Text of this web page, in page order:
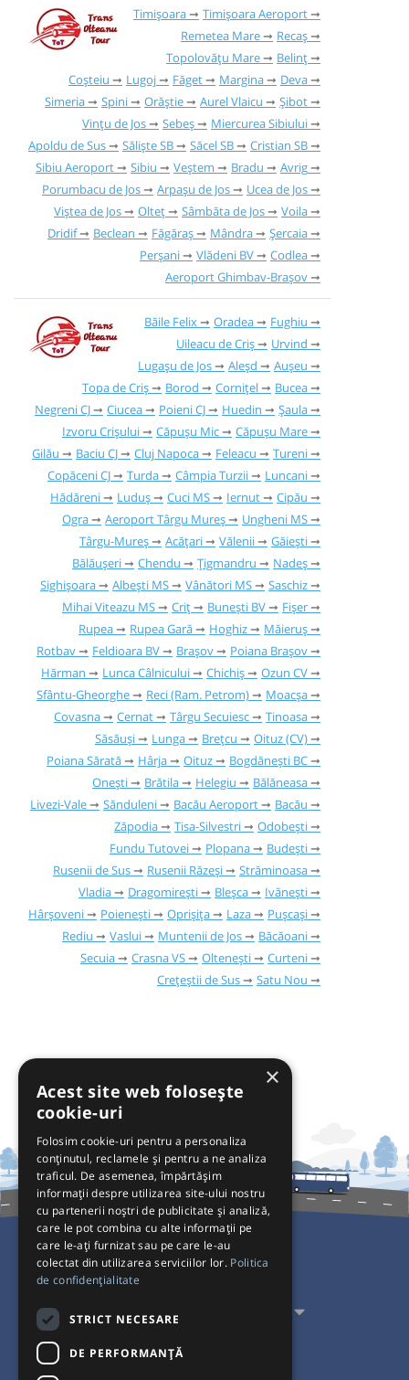
Timișoara
Timișoara Aeroport
Remetea Mare
Recaș
Topolovățu Mare
Belinț
Coșteiu
Lugoj Făget Margina
Deva
Simeria
Spini Orăștie Aurel Vlaicu
Șibot
Vințu de Jos
Sebeș
Miercurea Sibiului
Apoldu de Sus
Săliște SB Săcel SB
Cristian SB
Sibiu Aeroport
Sibiu Veștem Bradu
Avrig
Porumbacu de Jos
Arpașu de Jos
Ucea de Jos
Viștea de Jos
Olteț Sâmbăta de Jos
Voila
Dridif
Beclean Făgăraș Mândra
Șercaia
Perșani
Vlădeni BV
Codlea
Aeroport Ghimbav-Brașov
Băile Felix Oradea
Fughiu
Uileacu de Criș
Urvind
Lugașu de Jos
Aleșd
Aușeu
Topa de Criș
Borod Cornițel
Bucea
Negreni CJ
Ciucea Poieni CJ Huedin
Șaula
Izvoru Crișului
Căpușu Mic
Căpușu Mare
Gilău
Baciu CJ Cluj Napoca Feleacu
Tureni
Copăceni CJ
Turda Câmpia Turzii
Luncani
Hădăreni
Luduș Cuci MS Iernut
Cipău
Ogra
Aeroport Târgu Mureș
Ungheni MS
Târgu-Mureș
Acățari Vălenii
Găieşti
Bălăușeri
Chendu Țigmandru
Nadeș
Sighișoara
Albești MS Vânători MS
Saschiz
Mihai Viteazu MS
Criț Bunești BV
Fișer
Rupea
Rupea Gară Hoghiz
Măieruș
Rotbav
Feldioara BV Brașov
Poiana Brașov
Hărman
Lunca Câlnicului Chichiș
Ozun CV
Sfântu-Gheorghe
Reci (Ram. Petrom)
Moacșa
Covasna
Cernat Târgu Secuiesc
Tinoasa
Săsăuși
Lunga Brețcu
Oituz (CV)
Poiana Sărată
Hârja Oituz
Bogdănești BC
Onești
Brătila Helegiu
Bălăneasa
Livezi-Vale
Sănduleni Bacău Aeroport
Bacău
Zăpodia
Tisa-Silvestri
Odobești
Fundu Tutovei
Plopana
Budești
Rusenii de Sus
Rusenii Răzeși
Străminoasa
Vladia
Dragomirești Bleșca
Ivănești
Hârșoveni
Poienești Oprișița Laza
Pușcași
Rediu
Vaslui Muntenii de Jos
Băcăoani
Secuia
Crasna VS Oltenești
Curteni
Crețeștii de Sus
Satu Nou
Pentru Călători
Pentru Transportatori
Interacționăm
×
Acest site web folosește
cookie-uri
Folosim cookie-uri pentru a personaliza
conținutul, reclamele și pentru a ne analiza
traficul. De asemenea, împărtășim
informații despre utilizarea site-ului nostru
cu partenerii noștri de publicitate și analiză,
care le pot combina cu alte informații pe
care le-ați furnizat sau pe care le-au
colectat din utilizarea serviciilor lor. Politica
de confidențialitate
STRICT NECESARE
DE PERFORMANȚĂ